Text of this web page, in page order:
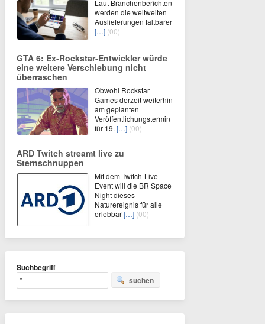
Laut Branchenberichten
werden die weltweiten
Auslieferungen faltbarer
[…] (00)
GTA 6: Ex-Rockstar-Entwickler würde
eine weitere Verschiebung nicht
überraschen
Obwohl Rockstar
Games derzeit weiterhin
am geplanten
Veröffentlichungstermin
für 19. […] (00)
ARD Twitch streamt live zu
Sternschnuppen
Mit dem Twitch-Live-
Event will die BR Space
Night dieses
Naturereignis für alle
erlebbar[…] (00)
Suchbegriff
suchen